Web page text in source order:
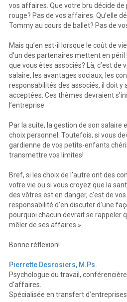
vos affaires. Que votre bru décide de
rouge? Pas de vos affaires. Qu’elle
Tommy au cours de ballet? Pas de
Mais qu’en est-il lorsque le coût de
d’un des partenaires mettent en
que vous êtes associés? Là, c’est de
salaire, les avantages sociaux, les
responsabilités des associés, il doit y
acceptées. Ces thèmes devraient
l’entreprise.
Par la suite, la gestion de son salaire
choix personnel. Toutefois, si vous
gardienne de vos petits-enfants
transmettre vos limites!
Bref, si les choix de l’autre ont des
votre vie ou si vous croyez que la
des vôtres est en danger, c’est de
responsabilité d’en discuter d’une
pourquoi chacun devrait se rappeler
mêler de ses affaires ».
Bonne réflexion!
Pierrette Desrosiers, M.Ps.
Psychologue du travail,
d’affaires.
Spécialisée en transfert